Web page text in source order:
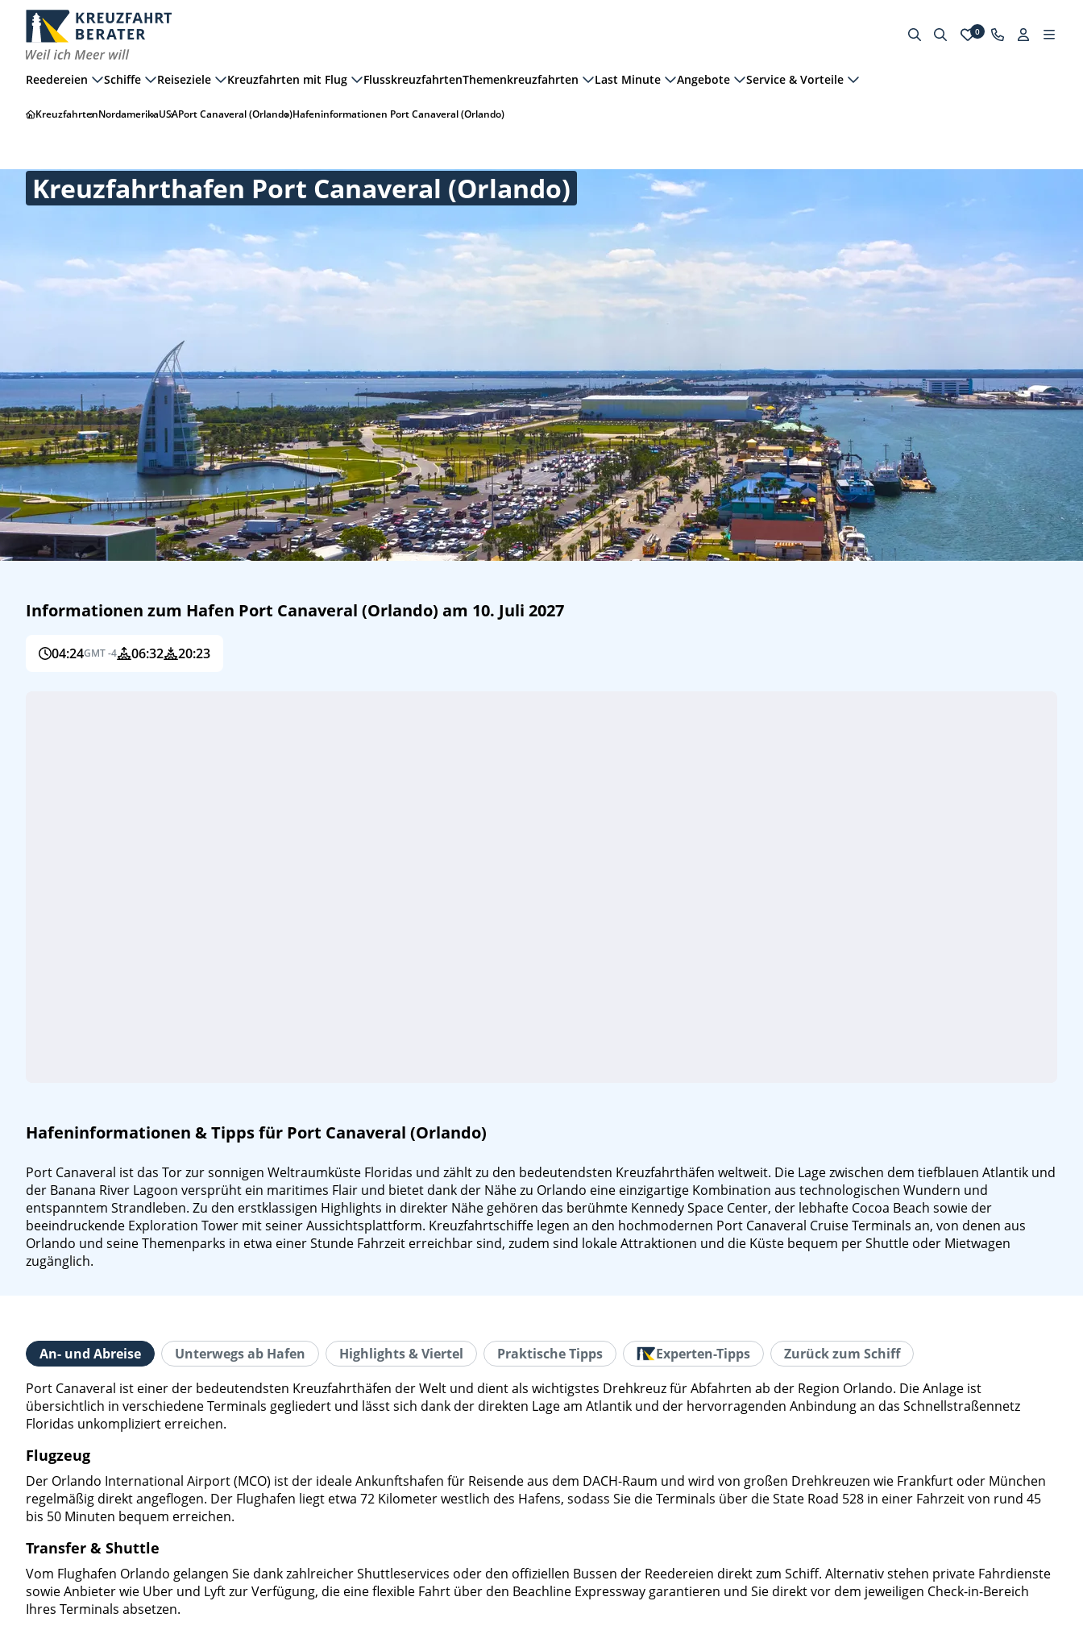
0
Reedereien Schiffe Reiseziele Kreuzfahrten mit Flug FlusskreuzfahrtenThemenkreuzfahrten Last Minute Angebote Service & Vorteile
KreuzfahrtenNordamerikaUSAPort Canaveral (Orlando)Hafeninformationen Port Canaveral (Orlando)
Kreuzfahrthafen Port Canaveral (Orlando)
Informationen zum Hafen Port Canaveral (Orlando) am 10. Juli 2027
04:24GMT -4 06:32 20:23
Hafeninformationen & Tipps für Port Canaveral (Orlando)
Port Canaveral ist das Tor zur sonnigen Weltraumküste Floridas und zählt zu den bedeutendsten Kreuzfahrthäfen weltweit. Die Lage zwischen dem tiefblauen Atlantik und
der Banana River Lagoon versprüht ein maritimes Flair und bietet dank der Nähe zu Orlando eine einzigartige Kombination aus technologischen Wundern und
entspanntem Strandleben. Zu den erstklassigen Highlights in direkter Nähe gehören das berühmte Kennedy Space Center, der lebhafte Cocoa Beach sowie der
beeindruckende Exploration Tower mit seiner Aussichtsplattform. Kreuzfahrtschiffe legen an den hochmodernen Port Canaveral Cruise Terminals an, von denen aus
Orlando und seine Themenparks in etwa einer Stunde Fahrzeit erreichbar sind, zudem sind lokale Attraktionen und die Küste bequem per Shuttle oder Mietwagen
zugänglich.
An- und Abreise Unterwegs ab Hafen Highlights & Viertel Praktische Tipps Experten-Tipps
Zurück zum Schiff
Port Canaveral ist einer der bedeutendsten Kreuzfahrthäfen der Welt und dient als wichtigstes Drehkreuz für Abfahrten ab der Region Orlando. Die Anlage ist
übersichtlich in verschiedene Terminals gegliedert und lässt sich dank der direkten Lage am Atlantik und der hervorragenden Anbindung an das Schnellstraßennetz
Floridas unkompliziert erreichen.
Flugzeug
Der Orlando International Airport (MCO) ist der ideale Ankunftshafen für Reisende aus dem DACH-Raum und wird von großen Drehkreuzen wie Frankfurt oder München
regelmäßig direkt angeflogen. Der Flughafen liegt etwa 72 Kilometer westlich des Hafens, sodass Sie die Terminals über die State Road 528 in einer Fahrzeit von rund 45
bis 50 Minuten bequem erreichen.
Transfer & Shuttle
Vom Flughafen Orlando gelangen Sie dank zahlreicher Shuttleservices oder den offiziellen Bussen der Reedereien direkt zum Schiff. Alternativ stehen private Fahrdienste
sowie Anbieter wie Uber und Lyft zur Verfügung, die eine flexible Fahrt über den Beachline Expressway garantieren und Sie direkt vor dem jeweiligen Check-in-Bereich
Ihres Terminals absetzen.